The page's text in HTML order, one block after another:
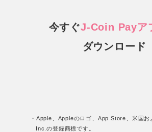
今すぐJ-Coin Payア
ダウンロード
・Apple、Appleのロゴ、App Store、米国お
Inc.の登録商標です。